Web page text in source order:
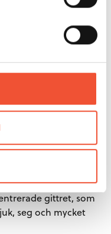
%, består stål
av strukturen
gittret, som
seg och mycket